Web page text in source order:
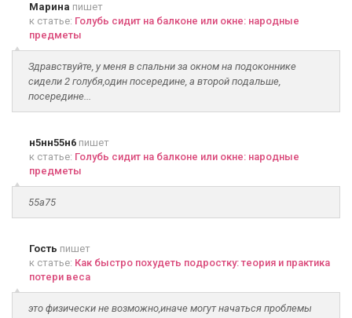
Марина пишет
к статье: Голубь сидит на балконе или окне: народные
предметы
Здравствуйте, у меня в спальни за окном на подоконнике
сидели 2 голубя,один посередине, а второй подальше,
посередине...
н5нн55н6 пишет
к статье: Голубь сидит на балконе или окне: народные
предметы
55а75
Гость пишет
к статье: Как быстро похудеть подростку: теория и практика
потери веса
это физически не возможно,иначе могут начаться проблемы